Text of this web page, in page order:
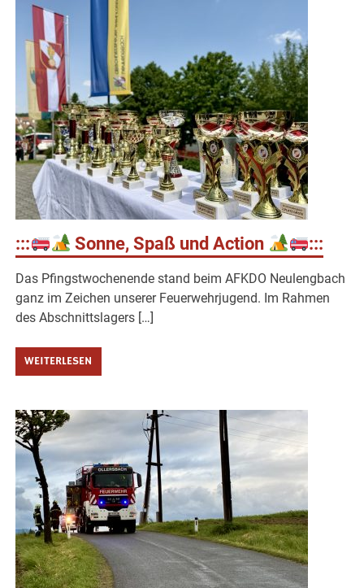
::: Sonne, Spaß und Action :::
Das Pfingstwochenende stand beim AFKDO Neulengbach
ganz im Zeichen unserer Feuerwehrjugend. Im Rahmen
des Abschnittslagers […]
WEITERLESEN